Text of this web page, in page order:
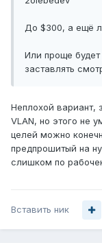
До $300, а ещё
Или проще будет
заставлять
Неплохой вариант,
VLAN, но этого не
целей можно
предпрошитый на
слишком по
Вставить ник